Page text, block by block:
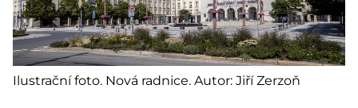
Ilustrační foto. Nová radnice. Autor: Jiří Zerzoň